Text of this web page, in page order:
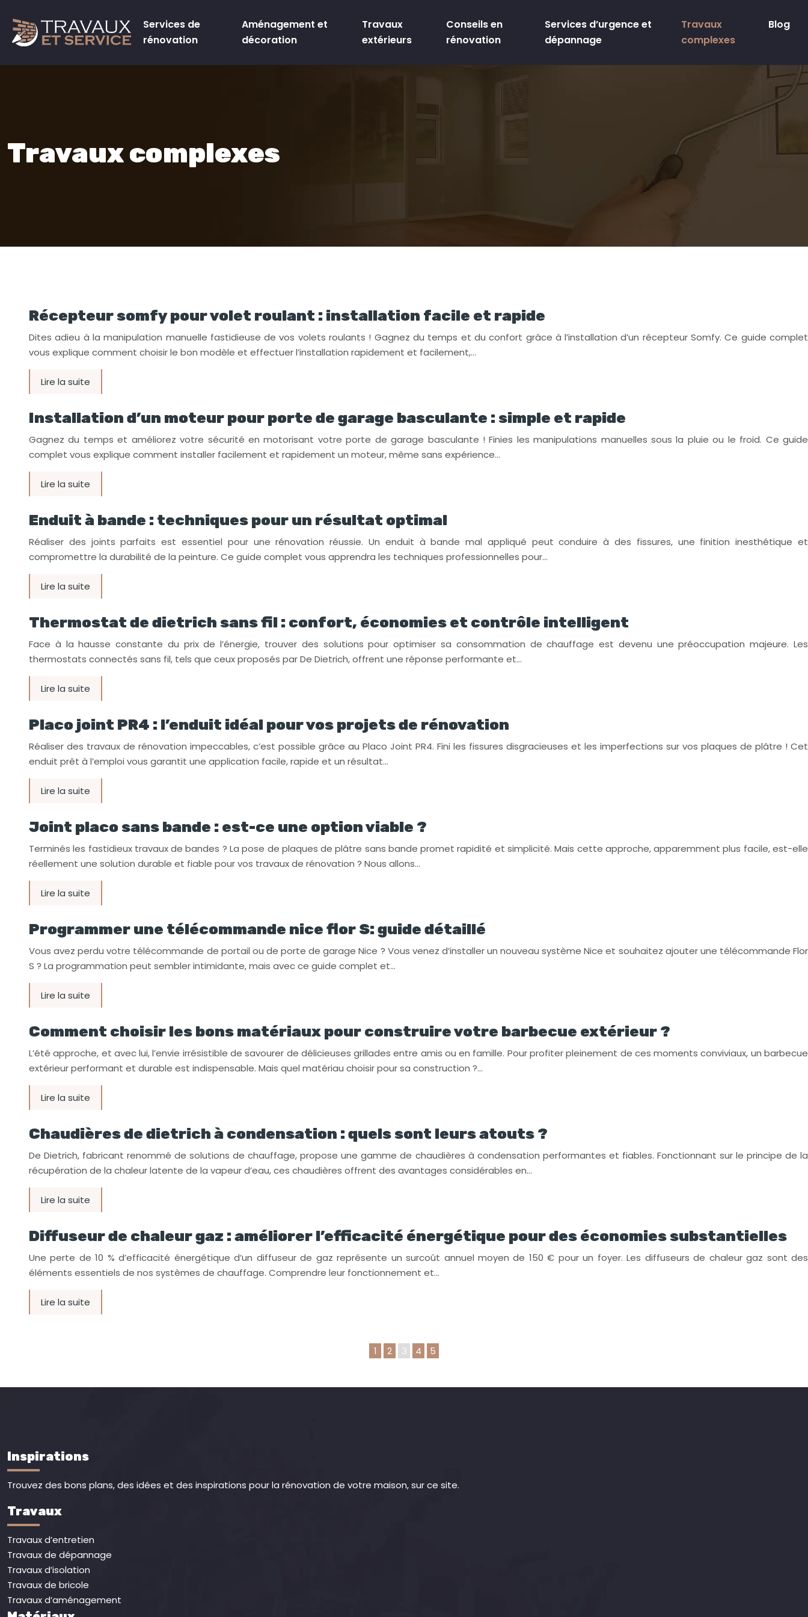
Services de
rénovation
Aménagement et
décoration
Travaux
extérieurs
Conseils en
rénovation
Services d’urgence et
dépannage
Travaux
complexes
Blog
Travaux complexes
Récepteur somfy pour volet roulant : installation facile et rapide
Dites adieu à la manipulation manuelle fastidieuse de vos volets roulants ! Gagnez du temps et du confort grâce à l’installation d’un récepteur Somfy. Ce guide complet
vous explique comment choisir le bon modèle et effectuer l’installation rapidement et facilement,…
Lire la suite
Installation d’un moteur pour porte de garage basculante : simple et rapide
Gagnez du temps et améliorez votre sécurité en motorisant votre porte de garage basculante ! Finies les manipulations manuelles sous la pluie ou le froid. Ce guide
complet vous explique comment installer facilement et rapidement un moteur, même sans expérience…
Lire la suite
Enduit à bande : techniques pour un résultat optimal
Réaliser des joints parfaits est essentiel pour une rénovation réussie. Un enduit à bande mal appliqué peut conduire à des fissures, une finition inesthétique et
compromettre la durabilité de la peinture. Ce guide complet vous apprendra les techniques professionnelles pour…
Lire la suite
Thermostat de dietrich sans fil : confort, économies et contrôle intelligent
Face à la hausse constante du prix de l’énergie, trouver des solutions pour optimiser sa consommation de chauffage est devenu une préoccupation majeure. Les
thermostats connectés sans fil, tels que ceux proposés par De Dietrich, offrent une réponse performante et…
Lire la suite
Placo joint PR4 : l’enduit idéal pour vos projets de rénovation
Réaliser des travaux de rénovation impeccables, c’est possible grâce au Placo Joint PR4. Fini les fissures disgracieuses et les imperfections sur vos plaques de plâtre ! Cet
enduit prêt à l’emploi vous garantit une application facile, rapide et un résultat…
Lire la suite
Joint placo sans bande : est-ce une option viable ?
Terminés les fastidieux travaux de bandes ? La pose de plaques de plâtre sans bande promet rapidité et simplicité. Mais cette approche, apparemment plus facile, est-elle
réellement une solution durable et fiable pour vos travaux de rénovation ? Nous allons…
Lire la suite
Programmer une télécommande nice flor S: guide détaillé
Vous avez perdu votre télécommande de portail ou de porte de garage Nice ? Vous venez d’installer un nouveau système Nice et souhaitez ajouter une télécommande Flor
S ? La programmation peut sembler intimidante, mais avec ce guide complet et…
Lire la suite
Comment choisir les bons matériaux pour construire votre barbecue extérieur ?
L’été approche, et avec lui, l’envie irrésistible de savourer de délicieuses grillades entre amis ou en famille. Pour profiter pleinement de ces moments conviviaux, un barbecue
extérieur performant et durable est indispensable. Mais quel matériau choisir pour sa construction ?…
Lire la suite
Chaudières de dietrich à condensation : quels sont leurs atouts ?
De Dietrich, fabricant renommé de solutions de chauffage, propose une gamme de chaudières à condensation performantes et fiables. Fonctionnant sur le principe de la
récupération de la chaleur latente de la vapeur d’eau, ces chaudières offrent des avantages considérables en…
Lire la suite
Diffuseur de chaleur gaz : améliorer l’efficacité énergétique pour des économies substantielles
Une perte de 10 % d’efficacité énergétique d’un diffuseur de gaz représente un surcoût annuel moyen de 150 € pour un foyer. Les diffuseurs de chaleur gaz sont des
éléments essentiels de nos systèmes de chauffage. Comprendre leur fonctionnement et…
Lire la suite
1 2 3 4 5
Inspirations
Trouvez des bons plans, des idées et des inspirations pour la rénovation de votre maison, sur ce site.
Travaux
Travaux d’entretien
Travaux de dépannage
Travaux d’isolation
Travaux de bricole
Travaux d’aménagement